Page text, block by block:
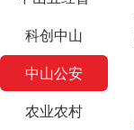
科创中山
中山公安
农业农村